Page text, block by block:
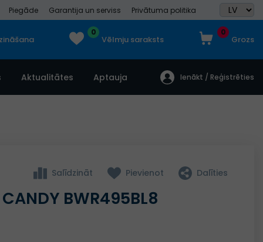
Piegāde Garantija un serviss Privātuma politika
0
Vēlmju saraksts
0
Grozs
Aktualitātes Aptauja Ienākt / Reģistrēties
Salīdzināt Pievienot Dalīties
BWR495BL8